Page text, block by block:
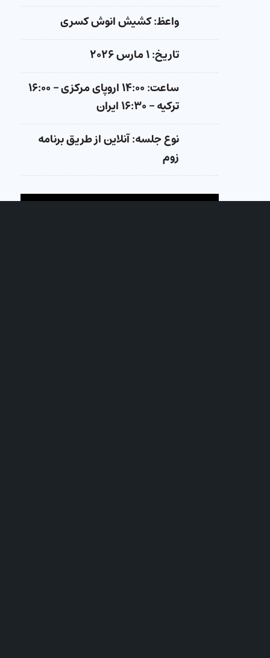
واعظ: کشیش انوش کسری
تاریخ: ۱ مارس ۲۰۲۶
ساعت: ۱۴:۰۰ اروپای مرکزی – ۱۶:۰۰
ترکیه – ۱۶:۳۰ ایران
نوع جلسه: آنلاین از طریق برنامه
زوم